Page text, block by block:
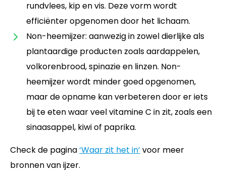
rundvlees, kip en vis. Deze vorm wordt
efficiënter opgenomen door het lichaam.
Non-heemijzer: aanwezig in zowel dierlijke als
plantaardige producten zoals aardappelen,
volkorenbrood, spinazie en linzen. Non-
heemijzer wordt minder goed opgenomen,
maar de opname kan verbeteren door er iets
bij te eten waar veel vitamine C in zit, zoals een
sinaasappel, kiwi of paprika.
Check de pagina‘Waar zit het in’ voor meer
bronnen van ijzer.